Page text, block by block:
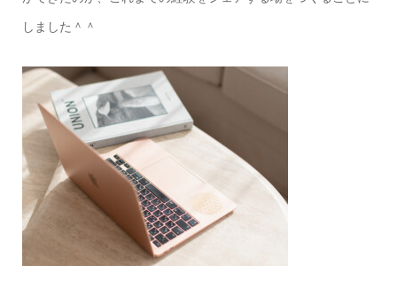
しました＾＾